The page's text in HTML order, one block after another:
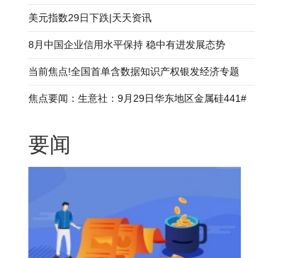
体机|今日视点
美元指数29日下跌|天天资讯
8月中国企业信用水平保持 稳中有进发展态势
当前焦点!全国首单含数据知识产权银发经济专题
ABS发行
焦点要闻：生意社：9月29日华东地区金属硅441#
要闻